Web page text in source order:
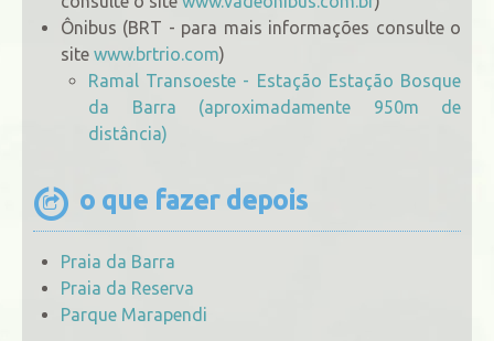
Ônibus (BRT - para mais informações consulte o
site www.brtrio.com)
Ramal Transoeste - Estação Estação Bosque
da Barra (aproximadamente 950m de
distância)
o que fazer depois
Praia da Barra
Praia da Reserva
Parque Marapendi